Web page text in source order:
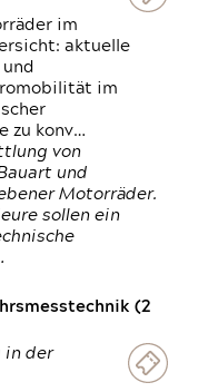
im
aktuelle
im
zu konv…
von
und
Motorräder.
sollen ein
(2
in der